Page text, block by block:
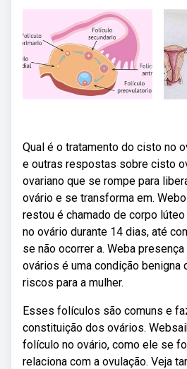
Qual é o tratamento do cisto no
e outras respostas sobre cisto
ovariano que se rompe para
ovário e se transforma em.
restou é chamado de corpo
no ovário durante 14 dias, até
se não ocorrer a. Weba
ovários é uma condição benigna
riscos para a mulher.
Esses folículos são comuns e
constituição dos ovários.
folículo no ovário, como ele se
relaciona com a ovulação. Veja